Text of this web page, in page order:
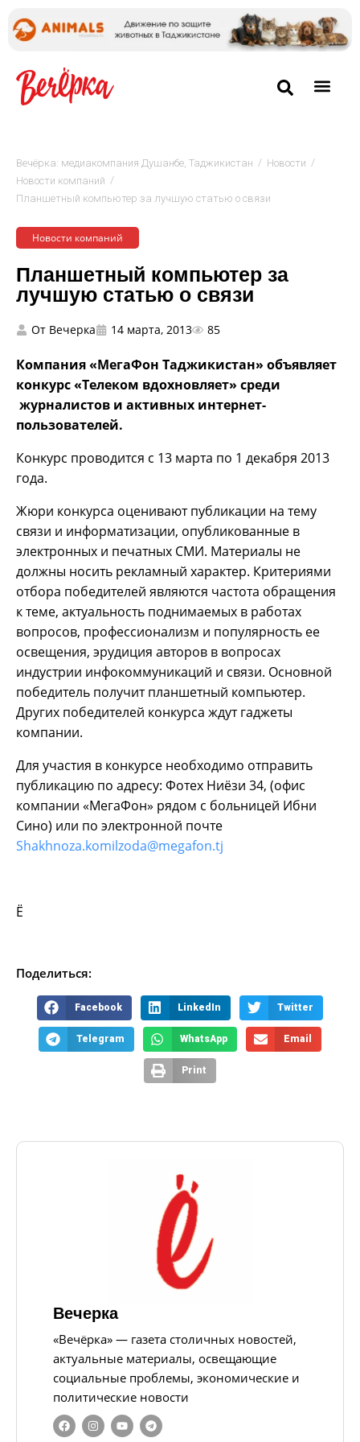
Вечёрка: медиакомпания Душанбе, Таджикистан / Новости /
Новости компаний /
Планшетный компьютер за лучшую статью о связи
Новости компаний
Планшетный компьютер за
лучшую статью о связи
От Вечерка 14 марта, 2013 85
Компания «МегаФон Таджикистан» объявляет
конкурс «Телеком вдохновляет» среди
журналистов и активных интернет-
пользователей.
Конкурс проводится с 13 марта по 1 декабря 2013
года.
Жюри конкурса оценивают публикации на тему
связи и информатизации, опубликованные в
электронных и печатных СМИ. Материалы не
должны носить рекламный характер. Критериями
отбора победителей являются частота обращения
к теме, актуальность поднимаемых в работах
вопросов, профессионализм и популярность ее
освещения, эрудиция авторов в вопросах
индустрии инфокоммуникаций и связи. Основной
победитель получит планшетный компьютер.
Других победителей конкурса ждут гаджеты
компании.
Для участия в конкурсе необходимо отправить
публикацию по адресу: Фотех Ниёзи 34, (офис
компании «МегаФон» рядом с больницей Ибни
Сино) или по электронной почте
Shakhnoza.komilzoda@megafon.tj
Ё
Поделиться:
Facebook LinkedIn Twitter
Telegram WhatsApp Email
Print
Вечерка
«Вечёрка» — газета столичных новостей,
актуальные материалы, освещающие
социальные проблемы, экономические и
политические новости